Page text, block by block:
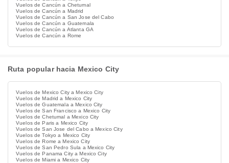
Vuelos de Cancún a Chetumal
Vuelos de Cancún a Madrid
Vuelos de Cancún a San Jose del Cabo
Vuelos de Cancún a Guatemala
Vuelos de Cancún a Atlanta GA
Vuelos de Cancún a Rome
Ruta popular hacia Mexico City
Vuelos de Mexico City a Mexico City
Vuelos de Madrid a Mexico City
Vuelos de Guatemala a Mexico City
Vuelos de San Francisco a Mexico City
Vuelos de Chetumal a Mexico City
Vuelos de Paris a Mexico City
Vuelos de San Jose del Cabo a Mexico City
Vuelos de Tokyo a Mexico City
Vuelos de Rome a Mexico City
Vuelos de San Pedro Sula a Mexico City
Vuelos de Panama City a Mexico City
Vuelos de Miami a Mexico City